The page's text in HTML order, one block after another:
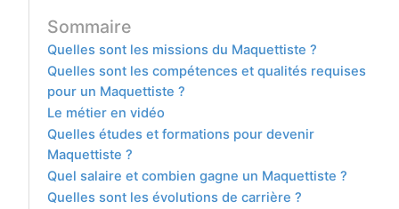
Sommaire
Quelles sont les missions du Maquettiste ?
Quelles sont les compétences et qualités requises
pour un Maquettiste ?
Le métier en vidéo
Quelles études et formations pour devenir
Maquettiste ?
Quel salaire et combien gagne un Maquettiste ?
Quelles sont les évolutions de carrière ?